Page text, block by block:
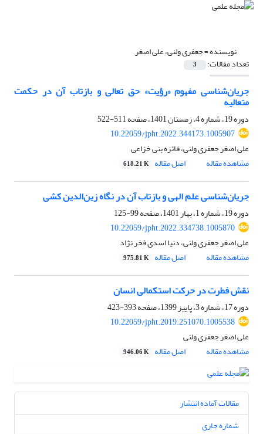
نویسنده =جعفری ولنی، علی اصغر
تعداد مقالات: 3
جریان‌شناسی مفهوم «رؤیت» حق تعالی و بازتاب آن در حکمت
متعالیه
دوره 19، شماره 4، زمستان 1401، صفحه
511-522
10.22059/jpht.2022.344173.1005907
علی اصغر جعفری ولنی، فائزه بنی خزاعی
مشاهده مقاله
اصل مقاله 618.21 K
جریان‌شناسی علم الهی و بازتاب آن در نگاه زین‌الدین کشی
دوره 19، شماره 1، بهار 1401، صفحه
99-125
10.22059/jpht.2022.334738.1005870
علی اصغر جعفری ولنی، دنیا اسدی فخر نژاد
مشاهده مقاله
اصل مقاله 975.81 K
نقش فطرت در حرکت استکمالی انسان
دوره 17، شماره 3، پاییز 1399، صفحه
393-423
10.22059/jpht.2019.251070.1005538
علی اصغر جعفری ولنی
مشاهده مقاله
اصل مقاله 946.06 K
مقالات آماده انتشار
شماره جاری